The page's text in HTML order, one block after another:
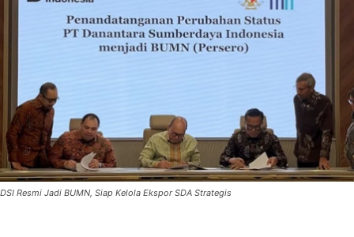
DSI Resmi Jadi BUMN, Siap Kelola Ekspor SDA Strategis